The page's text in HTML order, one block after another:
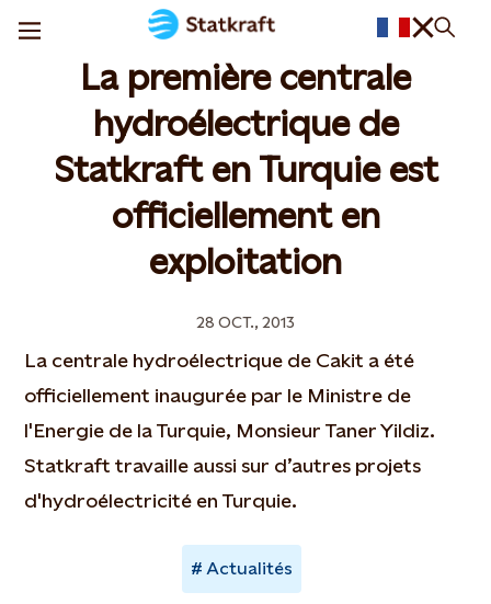
La première centrale
hydroélectrique de
Statkraft en Turquie est
officiellement en
exploitation
28 OCT., 2013
La centrale hydroélectrique de Cakit a été
officiellement inaugurée par le Ministre de
l'Energie de la Turquie, Monsieur Taner Yildiz.
Statkraft travaille aussi sur d’autres projets
d'hydroélectricité en Turquie.
Actualités